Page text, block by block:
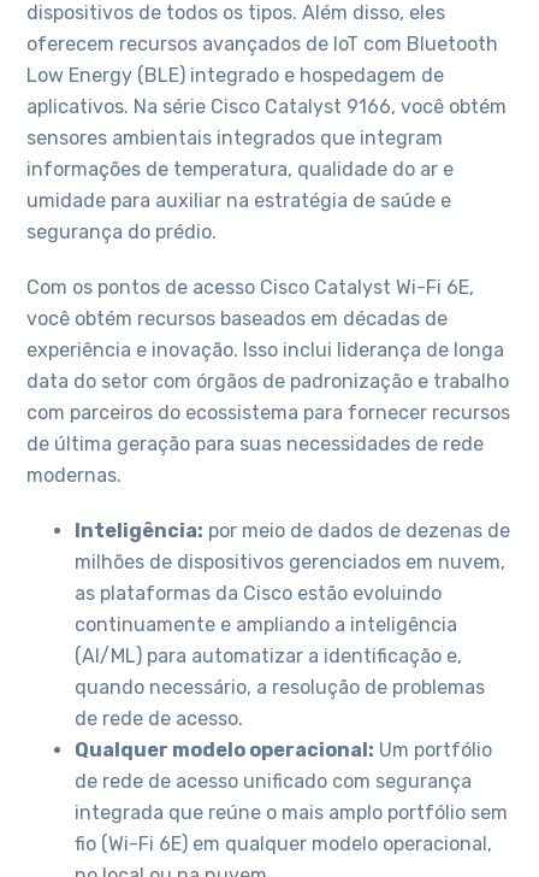
dispositivos de todos os tipos. Além disso, eles
oferecem recursos avançados de IoT com Bluetooth
Low Energy (BLE) integrado e hospedagem de
aplicativos. Na série Cisco Catalyst 9166, você obtém
sensores ambientais integrados que integram
informações de temperatura, qualidade do ar e
umidade para auxiliar na estratégia de saúde e
segurança do prédio.
Com os pontos de acesso Cisco Catalyst Wi-Fi 6E,
você obtém recursos baseados em décadas de
experiência e inovação. Isso inclui liderança de longa
data do setor com órgãos de padronização e trabalho
com parceiros do ecossistema para fornecer recursos
de última geração para suas necessidades de rede
modernas.
Inteligência: por meio de dados de dezenas de
milhões de dispositivos gerenciados em nuvem,
as plataformas da Cisco estão evoluindo
continuamente e ampliando a inteligência
(AI/ML) para automatizar a identificação e,
quando necessário, a resolução de problemas
de rede de acesso.
Qualquer modelo operacional: Um portfólio
de rede de acesso unificado com segurança
integrada que reúne o mais amplo portfólio sem
fio (Wi-Fi 6E) em qualquer modelo operacional,